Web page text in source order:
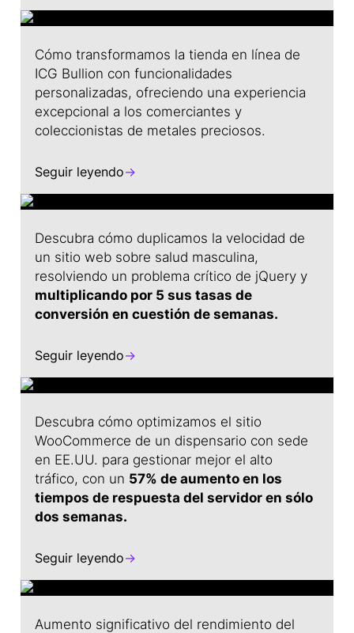
Cómo transformamos la tienda en línea de
ICG Bullion con funcionalidades
personalizadas, ofreciendo una experiencia
excepcional a los comerciantes y
coleccionistas de metales preciosos.
Seguir leyendo→
Descubra cómo duplicamos la velocidad de
un sitio web sobre salud masculina,
resolviendo un problema crítico de jQuery y
multiplicando por 5 sus tasas de
conversión en cuestión de semanas.
Seguir leyendo→
Descubra cómo optimizamos el sitio
WooCommerce de un dispensario con sede
en EE.UU. para gestionar mejor el alto
tráfico, con un 57% de aumento en los
tiempos de respuesta del servidor en sólo
dos semanas.
Seguir leyendo→
Aumento significativo del rendimiento del